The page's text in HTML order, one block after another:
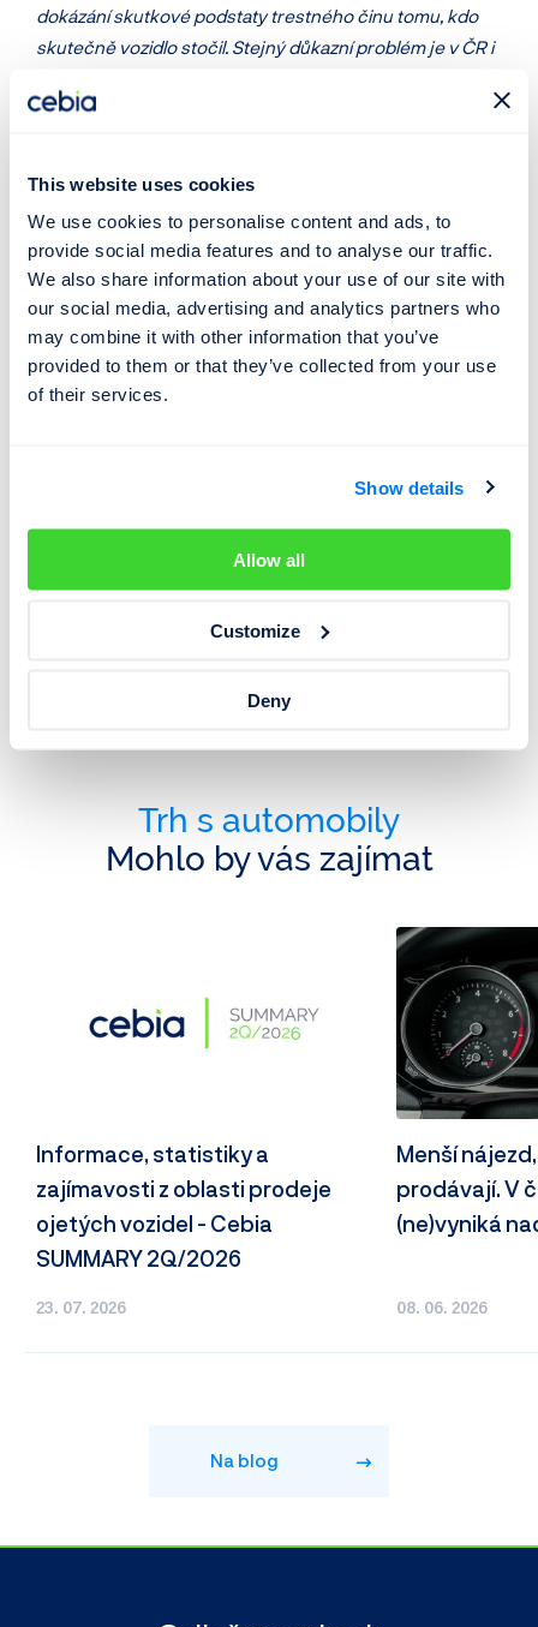
This website uses cookies
We use cookies to personalise content and ads, to
provide social media features and to analyse our traffic.
We also share information about your use of our site with
our social media, advertising and analytics partners who
may combine it with other information that you’ve
provided to them or that they’ve collected from your use
of their services.
Show details
Allow all
Customize
Deny
dokázání skutkové podstaty trestného činu tomu, kdo
skutečně vozidlo stočil. Stejný důkazní problém je v ČR i
podvodu. Nový zákon by pouze zabránil bezostyšnému
Vzrostl i podíl omlazených vozidel, a to na24 %.
Znamená to, že téměř každé čtvrté vozidlo je ve
skutečnosti průměrně starší
o 1,8 roku
než tvrdí
prodejce.
Čeští zákazníci mají největší zájem o ojeté vozy s cenou
Cebia Summary 2/2016.pdf (414 kB)
Trh s automobily
Mohlo by vás zajímat
23. 07. 2026
Informace, statistiky a
zajímavosti z oblasti prodeje
ojetých vozidel - Cebia
SUMMARY 2Q/2026
08. 06. 2026
Menší
prodávají. V
(ne)vyniká
Na blog